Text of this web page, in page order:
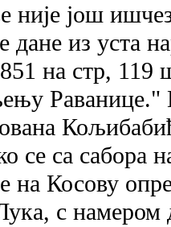
није још
дане из уста
на стр,
Раванице."
се са сабора
на Косову
с намером